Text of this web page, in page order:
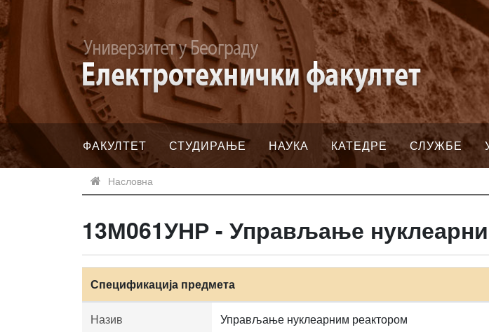
ФАКУЛТЕТ СТУДИРАЊЕ НАУКА КАТЕДРЕ СЛУЖБЕ
Насловна
13М061УНР - Управљање
Спецификација предмета
Назив Управљање нуклеарним реактором